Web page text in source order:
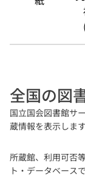
全国の図
国立国会図書館サ
蔵情報を表示します
所蔵館、利用可否
ト・データベース